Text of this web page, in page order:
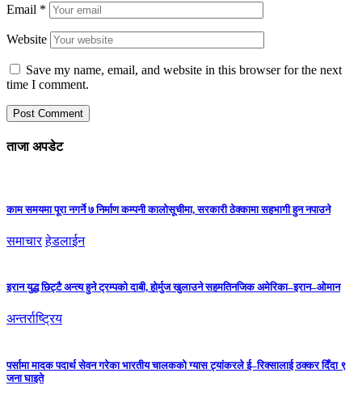
Email *
Website
Save my name, email, and website in this browser for the next
time I comment.
ताजा अपडेट
काम समयमा पूरा नगर्ने ७ निर्माण कम्पनी कालोसूचीमा, सरकारी ठेक्कामा सहभागी हुन नपाउने
समाचार हेडलाईन
इरान युद्ध छिट्टै अन्त्य हुने ट्रम्पको दाबी, होर्मुज खुलाउने सहमतिनजिक अमेरिका–इरान–ओमान
अन्तर्राष्ट्रिय
पर्सामा मादक पदार्थ सेवन गरेका भारतीय चालकको ग्यास ट्यांकरले ई–रिक्सालाई ठक्कर दिँदा ९
जना घाइते